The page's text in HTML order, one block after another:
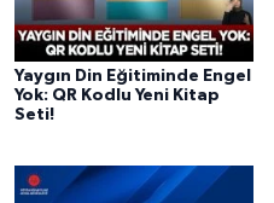
Yaygın Din Eğitiminde Engel
Yok: QR Kodlu Yeni Kitap
Seti!